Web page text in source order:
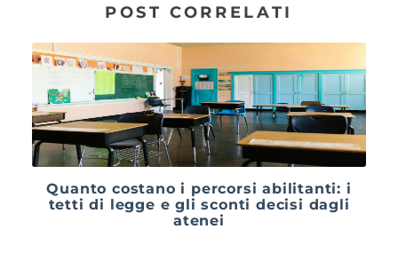
POST CORRELATI
Quanto costano i percorsi abilitanti: i
tetti di legge e gli sconti decisi dagli
atenei